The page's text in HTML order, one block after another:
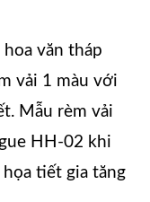
văn tháp
vải 1 màu với
Mẫu rèm vải
HH-02 khi
tiết gia tăng